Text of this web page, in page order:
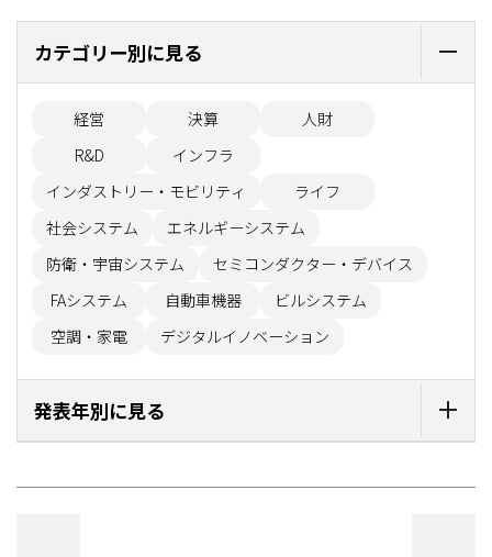
カテゴリー別に見る
経営 決算
人財
R&D
インフラ
インダストリー・モビリティ
ライフ
社会システム
エネルギーシステム
防衛・宇宙システム
セミコンダクター・デバイス
FAシステム
自動車機器
ビルシステム
空調・家電
デジタルイノベーション
発表年別に見る